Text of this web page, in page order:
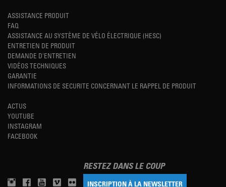
ASSISTANCE PRODUIT
FAQ
ASSISTANCE AU SYSTÈME DE VÉLO ÉLECTRIQUE (HESC)
ENTRETIEN DE PRODUIT
DEMANDE D'ENTRETIEN
VIDÉOS TECHNIQUES
GARANTIE
INFORMATIONS DE SECURITE CONCERNANT LE RAPPEL DE PRODUIT
ACTUS
YOUTUBE
INSTAGRAM
FACEBOOK
RESTEZ DANS LE COUP
INSCRIPTION À LA NEWSLETTER